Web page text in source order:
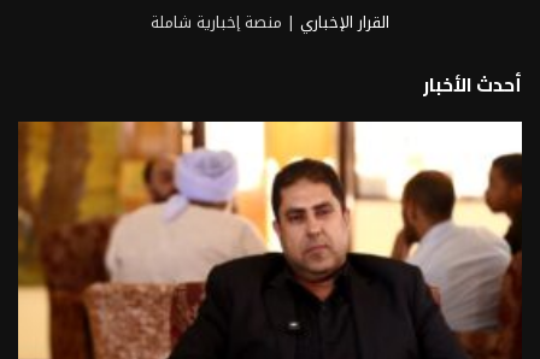
القرار الإخباري | منصة إخبارية شاملة
أحدث الأخبار